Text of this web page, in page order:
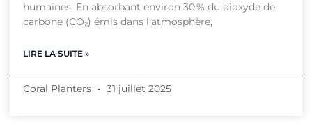
humaines. En absorbant environ 30 % du dioxyde de
carbone (CO₂) émis dans l’atmosphère,
LIRE LA SUITE »
Coral Planters 31 juillet 2025